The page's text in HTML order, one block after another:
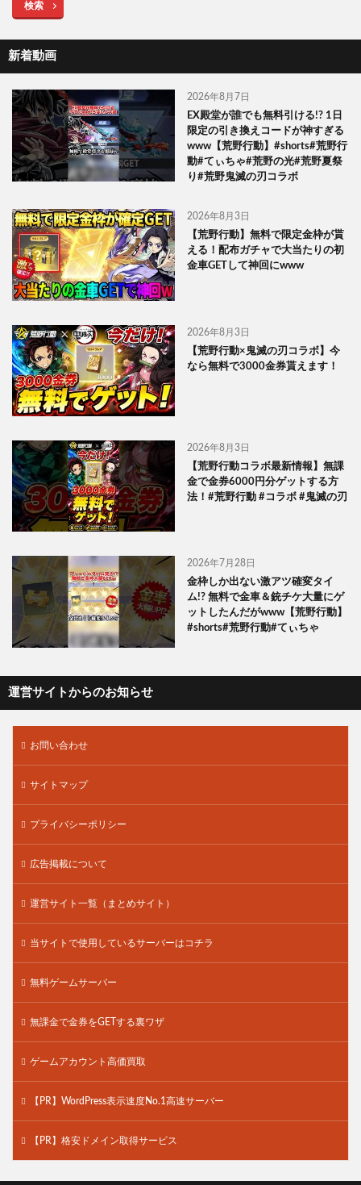
検索
新着動画
2026年8月7日
EX殿堂が誰でも無料引ける!? 1日
限定の引き換えコードが神すぎる
www【荒野行動】#shorts#荒野行
動#てぃちゃ#荒野の光#荒野夏祭
り#荒野鬼滅の刃コラボ
2026年8月3日
【荒野行動】無料で限定金枠が貰
える！配布ガチャで大当たりの初
金車GETして神回にwww
2026年8月3日
【荒野行動×鬼滅の刃コラボ】今
なら無料で3000金券貰えます！
2026年8月3日
【荒野行動コラボ最新情報】無課
金で金券6000円分ゲットする方
法！#荒野行動 #コラボ #鬼滅の刃
2026年7月28日
金枠しか出ない激アツ確変タイ
ム!? 無料で金車＆銃チケ大量にゲ
ットしたんだがwww【荒野行動】
#shorts#荒野行動#てぃちゃ
運営サイトからのお知らせ
お問い合わせ
サイトマップ
プライバシーポリシー
広告掲載について
運営サイト一覧（まとめサイト）
当サイトで使用しているサーバーはコチラ
無料ゲームサーバー
無課金で金券をGETする裏ワザ
ゲームアカウント高価買取
【PR】WordPress表示速度No.1高速サーバー
【PR】格安ドメイン取得サービス